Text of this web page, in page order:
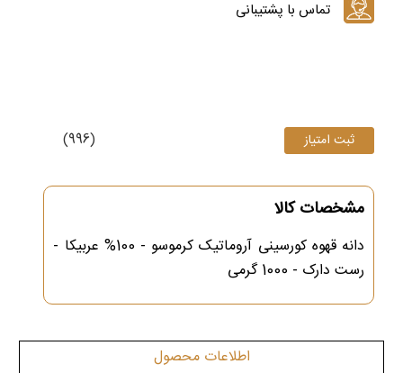
(996)
مشخصات کالا
دانه قهوه کورسینی آروماتیک کرموسو - 100% عربیکا -
رست دارک - 1000 گرمی
اطلاعات محصول